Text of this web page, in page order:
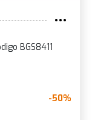
BGS8411
-50%